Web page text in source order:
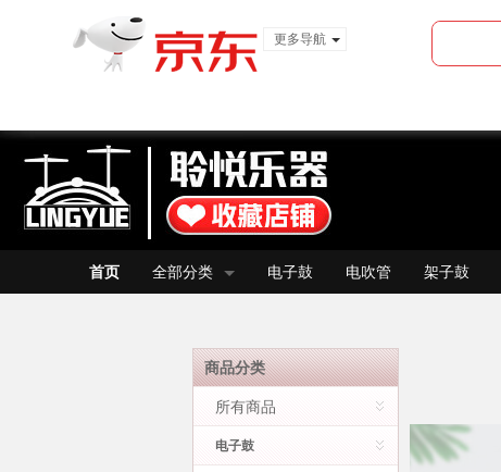
更多导航
首页 全部分类 电子鼓 电吹管 架子鼓
商品分类
所有商品
电子鼓